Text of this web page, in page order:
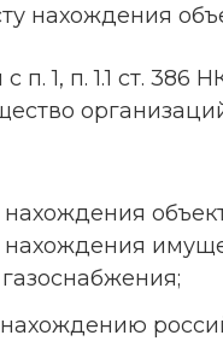
нахождения
с п. 1, п. 1.1 ст.
нахождения
нахождения